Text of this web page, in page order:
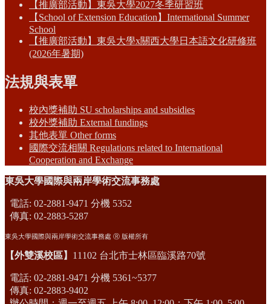
【推廣部活動】東吳大學2027冬季研習班
【School of Extension Education】International Summer
School
【推廣部活動】東吳大學x關西大學日本語文化研修班
(2026年暑期)
法規與表單
校內獎補助 SU scholarships and subsidies
校外獎補助 External fundings
其他表單 Other forms
國際交流相關 Regulations related to International
Cooperation and Exchange
東吳大學國際與兩岸學術交流事務處
電話: 02-2881-9471 分機 5352
傳真: 02-2883-5287
東吳大學國際與兩岸學術交流事務處 Ⓡ 版權所有
【外雙溪校區】 11102 台北市士林區臨溪路70號
電話: 02-2881-9471 分機 5361~5377
傳真: 02-2883-9402